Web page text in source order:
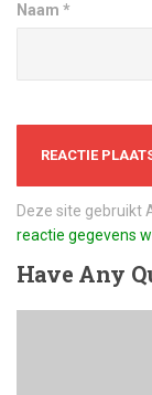
Naam *
Deze site gebruikt
reactie gegevens
HaveAny